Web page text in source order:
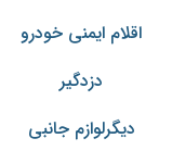
اقلام ایمنی خودرو
دزدگیر
دیگرلوازم جانبی